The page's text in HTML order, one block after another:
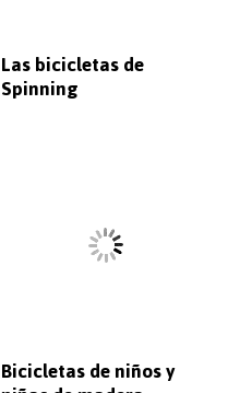
Las bicicletas de
Spinning
Bicicletas de niños y